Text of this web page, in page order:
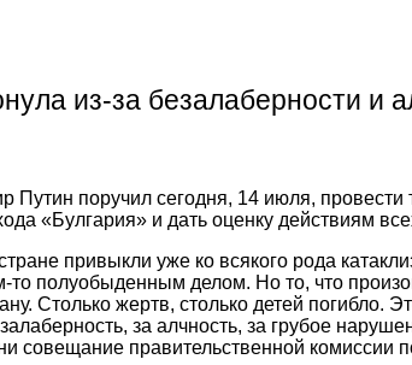
из-за безалаберности и
Путин поручил сегодня, 14 июля,
«Булгария» и дать оценку действиям
привыкли уже ко всякого рода
то полуобыденным делом. Но то, что
Столько жертв, столько детей погибло.
за алчность, за грубое
совещание правительственной комиссии